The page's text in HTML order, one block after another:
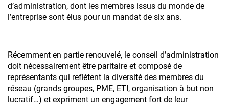
d’administration, dont les membres issus du monde de
l’entreprise sont élus pour un mandat de six ans.
Récemment en partie renouvelé, le conseil d’administration
doit nécessairement être paritaire et composé de
représentants qui reflètent la diversité des membres du
réseau (grands groupes, PME, ETI, organisation à but non
lucratif…) et expriment un engagement fort de leur
Accéder au site
Accéder au site